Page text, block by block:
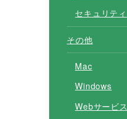
セキュリティ
その他
Mac
Windows
Webサービス